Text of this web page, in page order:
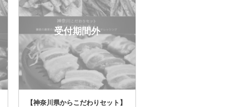
受付期間外
【神奈川県からこだわりセット】